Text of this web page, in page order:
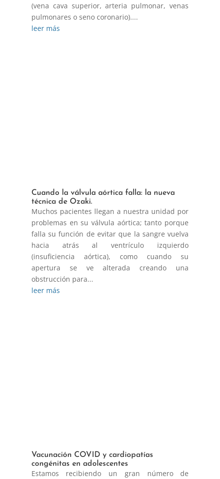
(vena cava superior, arteria pulmonar, venas
pulmonares o seno coronario)....
leer más
Cuando la válvula aórtica falla: la nueva
técnica de Ozaki.
Muchos pacientes llegan a nuestra unidad por
problemas en su válvula aórtica; tanto porque
falla su función de evitar que la sangre vuelva
hacia atrás al ventrículo izquierdo
(insuficiencia aórtica), como cuando su
apertura se ve alterada creando una
obstrucción para...
leer más
Vacunación COVID y cardiopatías
congénitas en adolescentes
Estamos recibiendo un gran número de